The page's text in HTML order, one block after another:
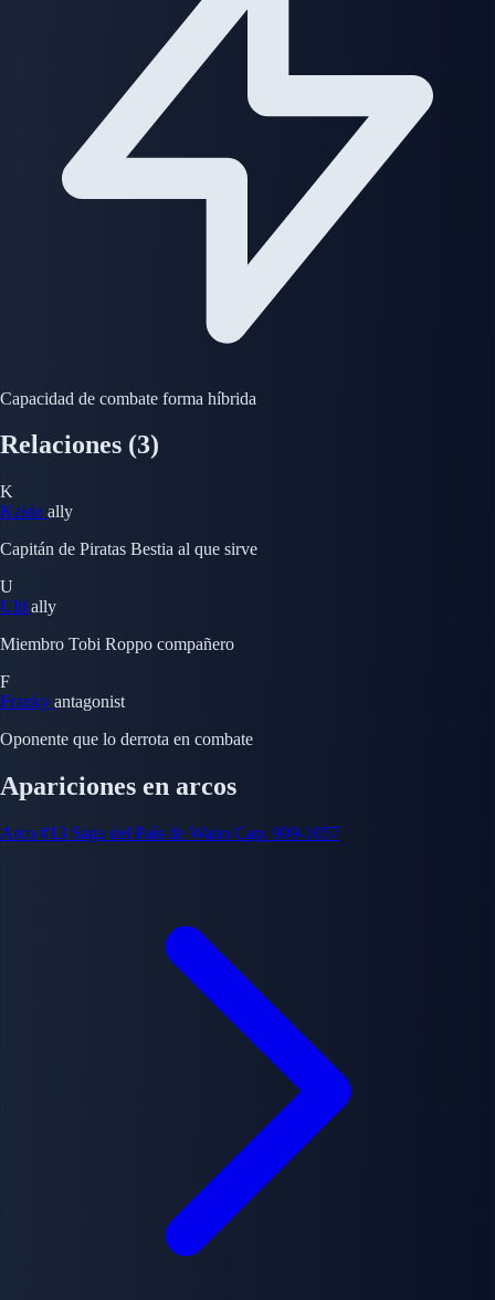
Capacidad de combate forma híbrida
Relaciones (3)
K
Kaido ally
Capitán de Piratas Bestia al que sirve
U
Ulti ally
Miembro Tobi Roppo compañero
F
Franky antagonist
Oponente que lo derrota en combate
Apariciones en arcos
Arco #13 Saga del País de Wano Cap. 909-1057